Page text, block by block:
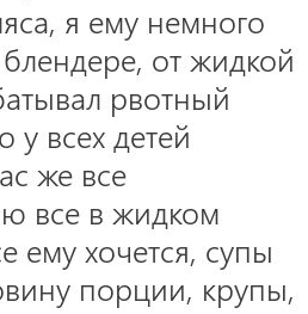
я ему немного
от жидкой
рвотный
у всех детей
же все
все в жидком
ему хочется, супы
порции, крупы,